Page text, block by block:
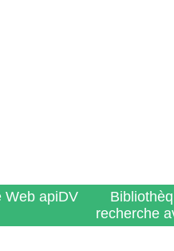
Web apiDV
recherche